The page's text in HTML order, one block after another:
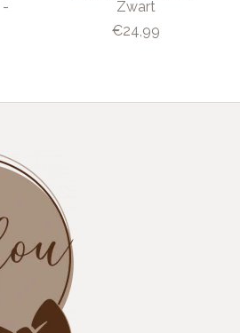
-
Zwart
€24,99